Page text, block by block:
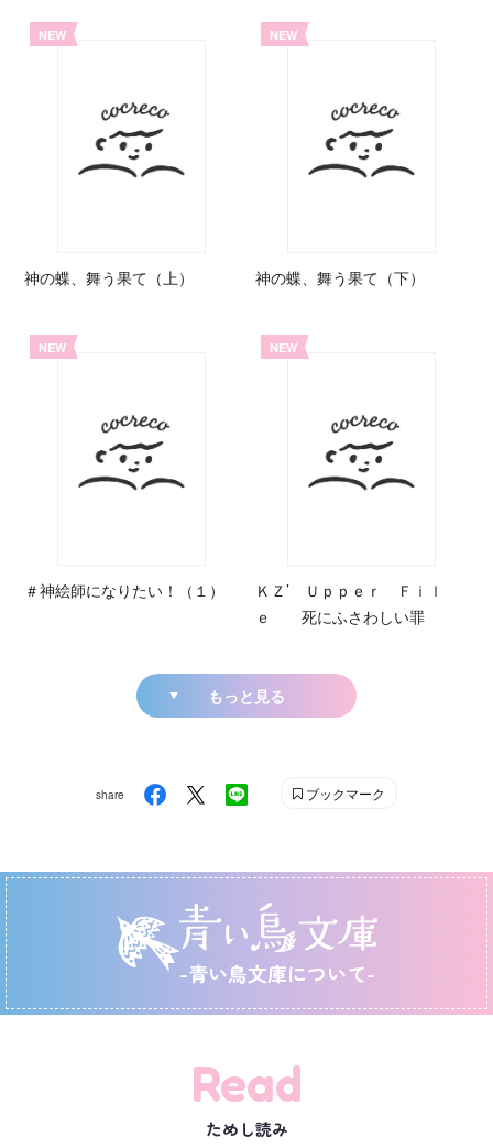
NEW
神の蝶、舞う果て（上）
NEW
神の蝶、舞う果て（下）
NEW
＃神絵師になりたい！（１）
NEW
ＫＺ’ Ｕｐｐｅｒ Ｆｉｌ
ｅ 死にふさわしい罪
もっと見る
share ブックマーク
-青い鳥文庫について-
Read
ためし読み